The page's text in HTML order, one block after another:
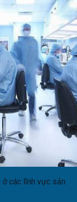
các lĩnh vực sản